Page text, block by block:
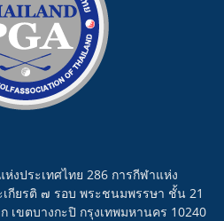
งประเทศไทย 286 การกีฬาแห่ง
เกียรติ ๗ รอบ พระชนมพรรษา ชั้น 21
เขตบางกะปิ กรุงเทพมหานคร 10240